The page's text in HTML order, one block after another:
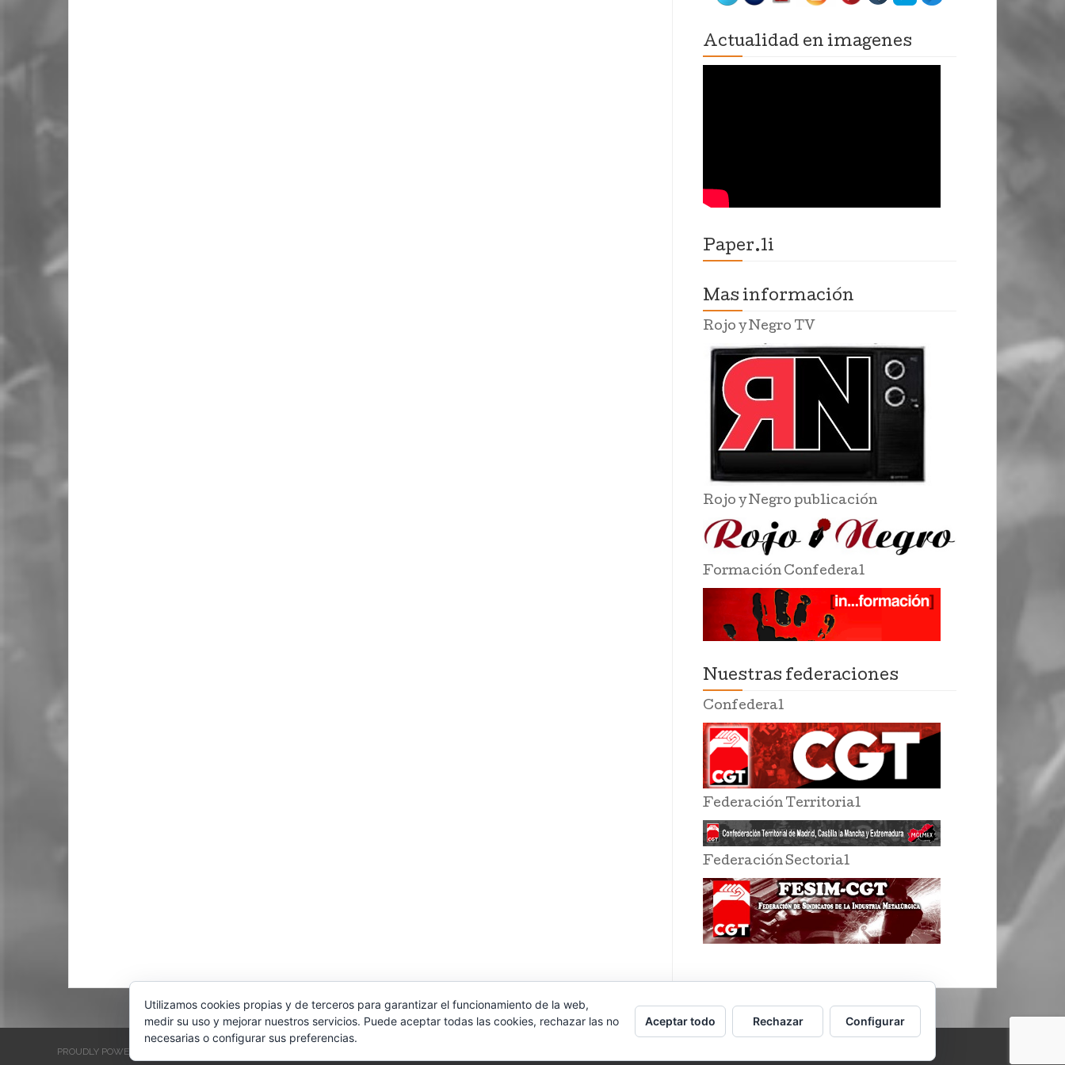
Actualidad en imagenes
Paper.li
Mas información
Rojo y Negro TV
Rojo y Negro publicación
Formación Confederal
Nuestras federaciones
Confederal
Federación Territorial
Federación Sectorial
PROUDLY POWERED BY WORDPRESS
Utilizamos cookies propias y de terceros para garantizar el funcionamiento de la web,
medir su uso y mejorar nuestros servicios. Puede aceptar todas las cookies, rechazar las no
necesarias o configurar sus preferencias.
Aceptar todo Rechazar Configurar